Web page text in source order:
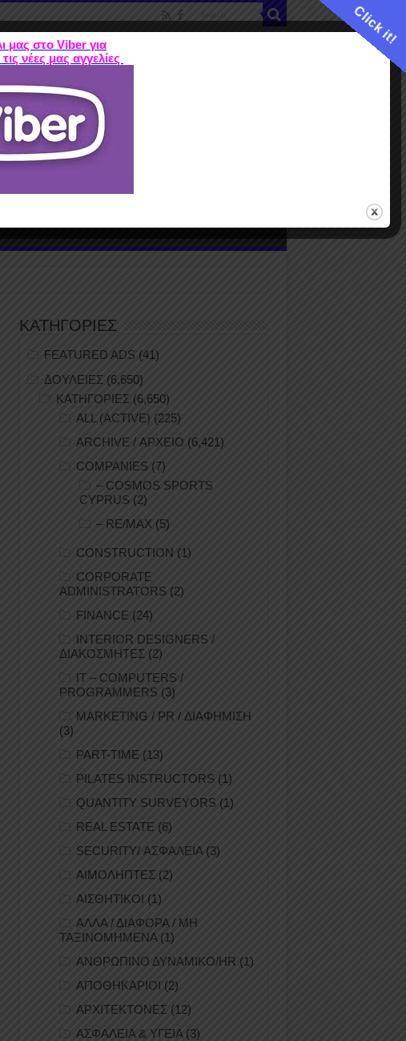
ΚΑΤΗΓΟΡΙΕΣ
FEATURED ADS (41)
ΔΟΥΛΕΙΕΣ (6,650)
ΚΑΤΗΓΟΡΙΕΣ (6,650)
ALL (ACTIVE) (225)
ARCHIVE / ΑΡΧΕΙΟ (6,421)
COMPANIES (7)
– COSMOS SPORTS
CYPRUS (2)
– RE/MAX (5)
CONSTRUCTION (1)
CORPORATE
ADMINISTRATORS (2)
FINANCE (24)
INTERIOR DESIGNERS /
ΔΙΑΚΟΣΜΗΤΕΣ (2)
IT – COMPUTERS /
PROGRAMMERS (3)
MARKETING / PR / ΔΙΑΦΗΜΙΣΗ
(3)
PART-TIME (13)
PILATES INSTRUCTORS (1)
QUANTITY SURVEYORS (1)
REAL ESTATE (6)
SECURITY/ ΑΣΦΑΛΕΙΑ(3)
ΑΙΜΟΛΗΠΤΕΣ (2)
ΑΙΣΘΗΤΙΚΟΙ (1)
ΑΛΛΑ / ΔΙΑΦΟΡΑ / ΜΗ
ΤΑΞΙΝΟΜΗΜΕΝΑ(1)
ΑΝΘΡΩΠΙΝΟ ΔΥΝΑΜΙΚΟ/HR (1)
ΑΠΟΘΗΚΑΡΙΟΙ (2)
ΑΡΧΙΤΕΚΤΟΝΕΣ (12)
ΑΣΦΑΛΕΙΑ & ΥΓΕΙΑ (3)
Click it!
μας στο Viber για
νέες μας αγγελίες